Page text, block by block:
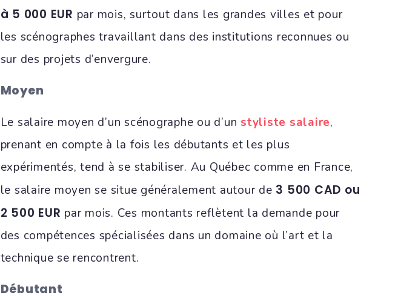
à 5 000 EUR par mois, surtout dans les grandes villes et pour
les scénographes travaillant dans des institutions reconnues ou
sur des projets d’envergure.
Moyen
Le salaire moyen d’un scénographe ou d’un styliste salaire,
prenant en compte à la fois les débutants et les plus
expérimentés, tend à se stabiliser. Au Québec comme en France,
le salaire moyen se situe généralement autour de 3 500 CAD ou
2 500 EUR par mois. Ces montants reflètent la demande pour
des compétences spécialisées dans un domaine où l’art et la
technique se rencontrent.
Débutant